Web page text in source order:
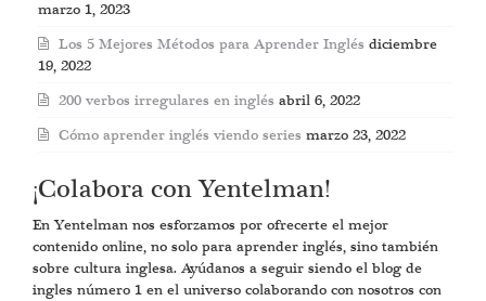
marzo 1, 2023
Los 5 Mejores Métodos para Aprender Inglés diciembre
19, 2022
200 verbos irregulares en inglés abril 6, 2022
Cómo aprender inglés viendo series marzo 23, 2022
¡Colabora con Yentelman!
En Yentelman nos esforzamos por ofrecerte el mejor
contenido online, no solo para aprender inglés, sino también
sobre cultura inglesa. Ayúdanos a seguir siendo el blog de
ingles número 1 en el universo colaborando con nosotros con